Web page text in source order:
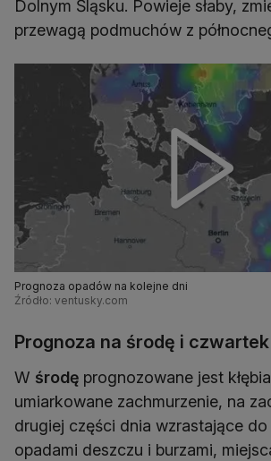
Dolnym Śląsku. Powieje słaby,
przewagą podmuchów z
Prognoza opadów na kolejne dni
Źródło: ventusky.com
Prognoza na środę i czwartek
W środę prognozowane jest
umiarkowane zachmurzenie, na
drugiej części dnia wzrastające
opadami deszczu i burzami,